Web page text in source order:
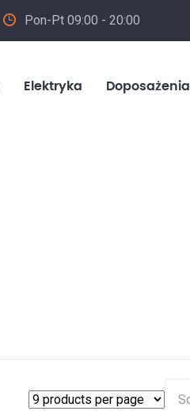
Pon-Pt 09:00 - 20:00
Elektryka Doposażenia